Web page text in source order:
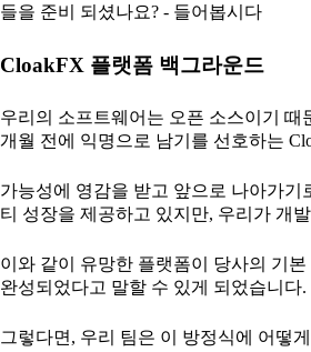
들을 준비 되셨나요? - 들어봅시다
CloakFX 플랫폼 백그라운드
우리의 소프트웨어는 오픈 소스이기
개월 전에 익명으로 남기를 선호하는
가능성에 영감을 받고 앞으로 나아가기
티 성장을 제공하고 있지만, 우리가 개
이와 같이 유망한 플랫폼이 당사의 기
완성되었다고 말할 수 있게 되었습니다.
그렇다면, 우리 팀은 이 방정식에 어떻